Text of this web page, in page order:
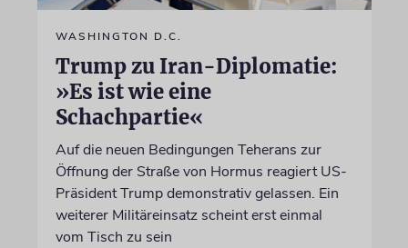
WASHINGTON D.C.
Trump zu Iran-Diplomatie:
»Es ist wie eine
Schachpartie«
Auf die neuen Bedingungen Teherans zur
Öffnung der Straße von Hormus reagiert US-
Präsident Trump demonstrativ gelassen. Ein
weiterer Militäreinsatz scheint erst einmal
vom Tisch zu sein